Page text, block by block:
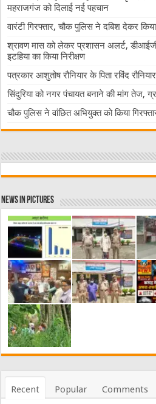
महराजगंज को दिलाई नई पहचान
वारंटी गिरफ्तार, चौक पुलिस ने दबिश देकर किया
श्रावण मास को लेकर प्रशासन अलर्ट,
इटहिया का किया निरीक्षण
पत्रकार आशुतोष रौनियार के पिता रविंद
सिंदुरिया को नगर पंचायत बनाने की मांग तेज,
चौक पुलिस ने वांछित अभियुक्त को किया
News in Pictures
Recent Popular Comments